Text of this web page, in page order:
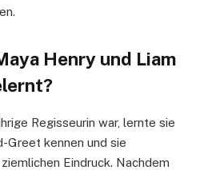
Henry und Liam
Regisseurin war, lernte sie
Greet kennen und sie
Eindruck. Nachdem